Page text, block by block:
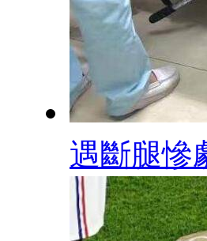
遇斷腿慘